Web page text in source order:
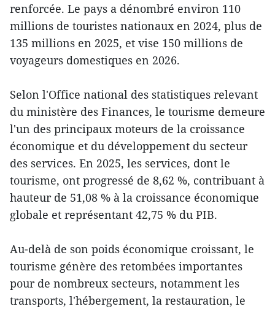
renforcée. Le pays a dénombré environ 110
millions de touristes nationaux en 2024, plus de
135 millions en 2025, et vise 150 millions de
voyageurs domestiques en 2026.
Selon l'Office national des statistiques relevant
du ministère des Finances, le tourisme demeure
l'un des principaux moteurs de la croissance
économique et du développement du secteur
des services. En 2025, les services, dont le
tourisme, ont progressé de 8,62 %, contribuant à
hauteur de 51,08 % à la croissance économique
globale et représentant 42,75 % du PIB.
Au-delà de son poids économique croissant, le
tourisme génère des retombées importantes
pour de nombreux secteurs, notamment les
transports, l'hébergement, la restauration, le